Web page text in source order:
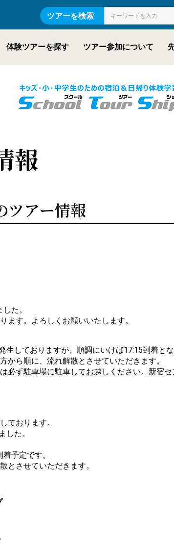
ツアーを検索
体験ツアーを探す ツアー参加について
報
ツアー情報
た。
ます。よろしくお願いいたします。
しておりますが、順調にいけば17:15到着とな
から順に、流れ解散とさせていただきます。
必ず駐車場に駐車してお越しください。新宿
ております。
した。
予定です。
とさせていただきます。